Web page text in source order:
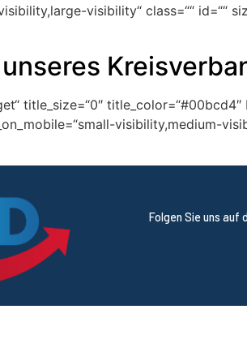
visibility“ class=““ id=““
title_size=“0″ title_color=“#00bcd4″
visibility,medium-
Folgen Sie uns auf